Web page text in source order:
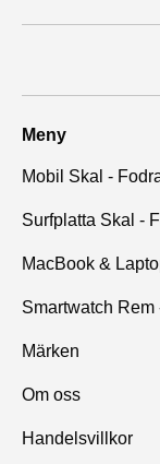
Meny
Mobil Skal -
Surfplatta Skal -
MacBook &
Smartwatch
Märken
Om oss
Handelsvillkor